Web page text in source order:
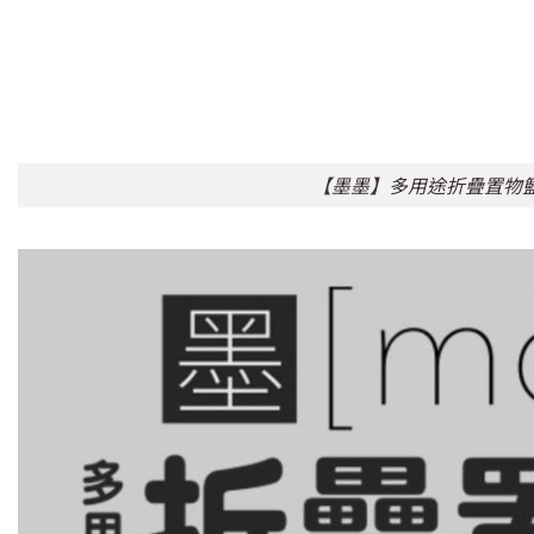
【墨墨】多用途折疊置物